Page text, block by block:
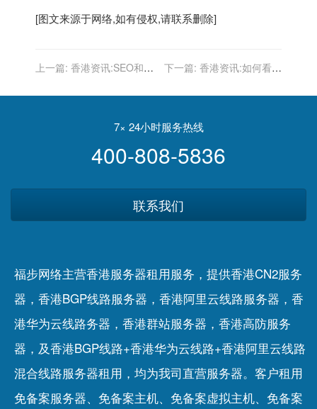
[图文来源于网络,如有侵权,请联系删除]
上一篇: 香港资讯:SEO和竞
下一篇: 香港资讯:如何看待
7× 24小时服务热线
400-808-5836
联系我们
福步网络主营香港服务器租用服务，提供香港CN2服务
器，香港BGP线路服务器，香港阿里云线路服务器，香
港华为云线路务器，香港群站服务器，香港高防服务
器，及香港BGP线路+香港华为云线路+香港阿里云线路
混合线路服务器租用，均为我司直营服务器。客户租用
免备案服务器、 免备案主机、 免备案虚拟主机、 免备案